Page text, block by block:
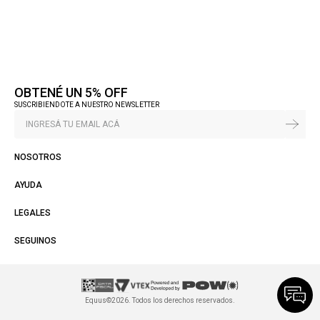
OBTENÉ UN 5% OFF
SUSCRIBIENDOTE A NUESTRO NEWSLETTER
NOSOTROS
AYUDA
LEGALES
SEGUINOS
Equus©2026. Todos los derechos reservados.